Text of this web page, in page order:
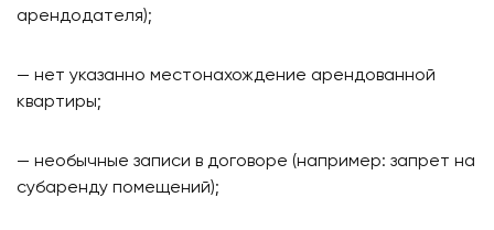
арендодателя)​;
— нет указанно местонахождение арендованной
квартиры;
— необычные записи в договоре (например: запрет на
субаренду помещений);